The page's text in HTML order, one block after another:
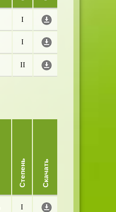
I
I
II
Степень Скачать
I